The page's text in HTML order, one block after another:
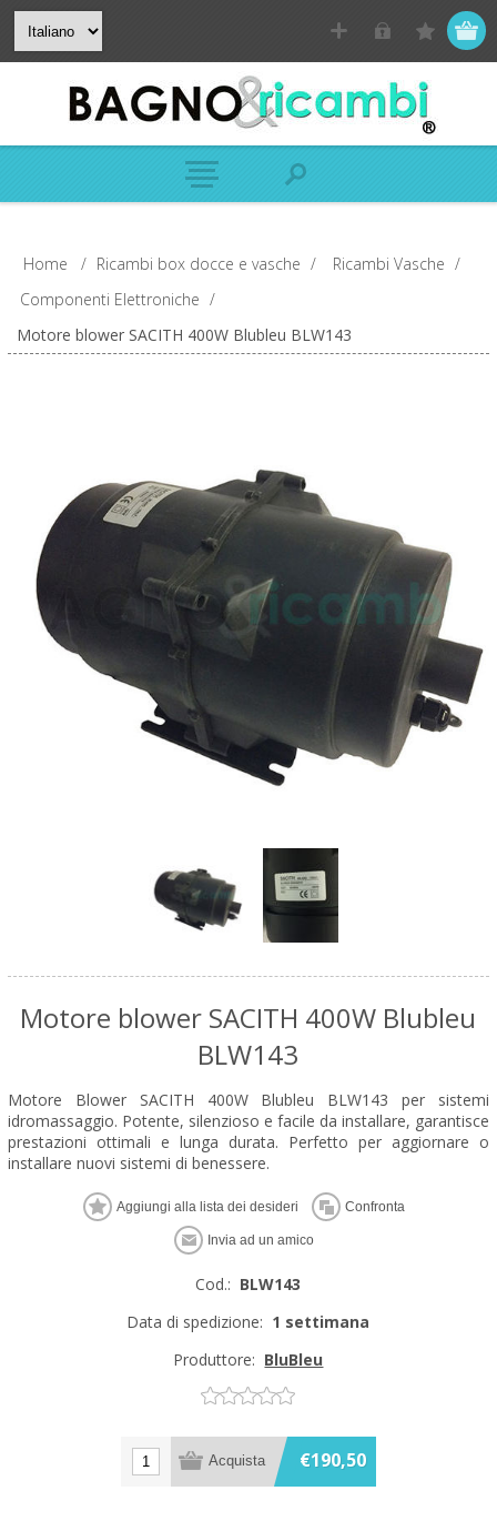
Home / Ricambi box docce e vasche / Ricambi Vasche /
Componenti Elettroniche /
Motore blower SACITH 400W Blubleu BLW143
Motore blower SACITH 400W Blubleu
BLW143
Motore Blower SACITH 400W Blubleu BLW143 per sistemi
idromassaggio. Potente, silenzioso e facile da installare, garantisce
prestazioni ottimali e lunga durata. Perfetto per aggiornare o
installare nuovi sistemi di benessere.
Cod.: BLW143
Data di spedizione: 1 settimana
Produttore: BluBleu
€190,50